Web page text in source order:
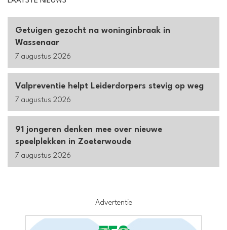
Getuigen gezocht na woninginbraak in
Wassenaar
7 augustus 2026
Valpreventie helpt Leiderdorpers stevig op weg
7 augustus 2026
91 jongeren denken mee over nieuwe
speelplekken in Zoeterwoude
7 augustus 2026
Advertentie